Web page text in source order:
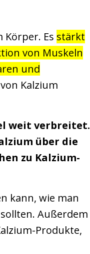
Es stärkt
von Muskeln
und
Kalzium
weit verbreitet.
über die
zu Kalzium-
kann, wie man
Außerdem
Produkte,